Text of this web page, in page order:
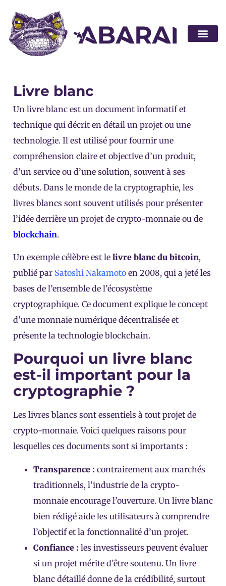
Livre blanc
Un livre blanc est un document informatif et
technique qui décrit en détail un projet ou une
technologie. Il est utilisé pour fournir une
compréhension claire et objective d’un produit,
d’un service ou d’une solution, souvent à ses
débuts. Dans le monde de la cryptographie, les
livres blancs sont souvent utilisés pour présenter
l’idée derrière un projet de crypto-monnaie ou de
blockchain.
Un exemple célèbre est le livre blanc du bitcoin,
publié par Satoshi Nakamoto en 2008, qui a jeté les
bases de l’ensemble de l’écosystème
cryptographique. Ce document explique le concept
d’une monnaie numérique décentralisée et
présente la technologie blockchain.
Pourquoi un livre blanc
est-il important pour la
cryptographie ?
Les livres blancs sont essentiels à tout projet de
crypto-monnaie. Voici quelques raisons pour
lesquelles ces documents sont si importants :
Transparence : contrairement aux marchés
traditionnels, l’industrie de la crypto-
monnaie encourage l’ouverture. Un livre blanc
bien rédigé aide les utilisateurs à comprendre
l’objectif et la fonctionnalité d’un projet.
Confiance : les investisseurs peuvent évaluer
si un projet mérite d’être soutenu. Un livre
blanc détaillé donne de la crédibilité, surtout